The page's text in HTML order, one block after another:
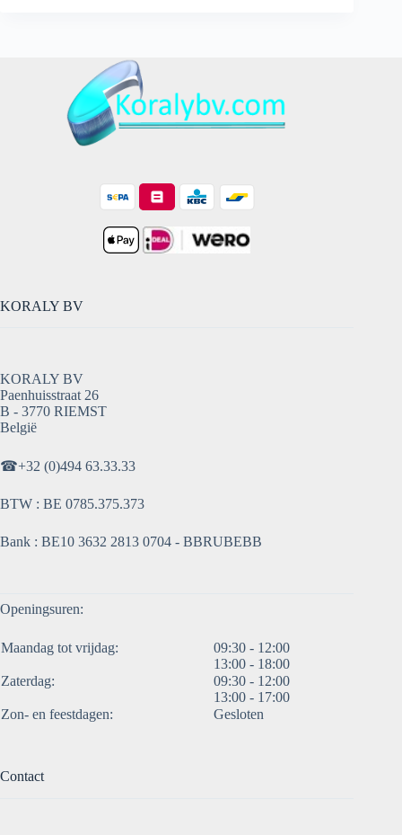
KORALY BV
KORALY BV
Paenhuisstraat 26
B - 3770 RIEMST
België
☎+32 (0)494 63.33.33
BTW : BE 0785.375.373
Bank : BE10 3632 2813 0704 - BBRUBEBB
Openingsuren:
Maandag tot vrijdag:
09:30 - 12:00
13:00 - 18:00
Zaterdag:
09:30 - 12:00
13:00 - 17:00
Zon- en feestdagen:
Gesloten
Contact